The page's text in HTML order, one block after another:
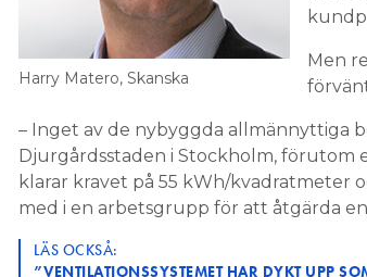
Harry Matero, Skanska
Men
– Inget av de nybyggda allmännyttiga
Djurgårdsstaden i Stockholm, förutom
klarar kravet på 55 kWh/kvadratmeter
med i en arbetsgrupp för att åtgärda
LÄS OCKSÅ:
”VENTILATIONSSYSTEMET HAR DYKT UPP